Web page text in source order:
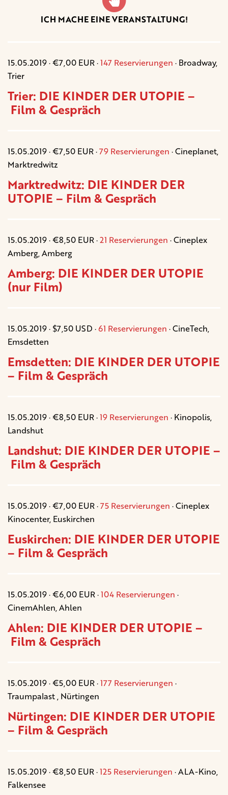
ICH MACHE EINE VERANSTALTUNG!
15.05.2019 · €7,00 EUR ·147 Reservierungen · Broadway,
Trier
Trier: DIE KINDER DER UTOPIE –
Film & Gespräch
15.05.2019 · €7,50 EUR ·79 Reservierungen · Cineplanet,
Marktredwitz
Marktredwitz: DIE KINDER DER
UTOPIE – Film & Gespräch
15.05.2019 · €8,50 EUR ·21 Reservierungen · Cineplex
Amberg, Amberg
Amberg: DIE KINDER DER UTOPIE
(nur Film)
15.05.2019 · $7,50 USD ·61 Reservierungen · CineTech,
Emsdetten
Emsdetten: DIE KINDER DER UTOPIE
– Film & Gespräch
15.05.2019 · €8,50 EUR ·19 Reservierungen · Kinopolis,
Landshut
Landshut: DIE KINDER DER UTOPIE –
Film & Gespräch
15.05.2019 · €7,00 EUR ·75 Reservierungen · Cineplex
Kinocenter, Euskirchen
Euskirchen: DIE KINDER DER UTOPIE
– Film & Gespräch
15.05.2019 · €6,00 EUR ·104 Reservierungen ·
CinemAhlen, Ahlen
Ahlen: DIE KINDER DER UTOPIE –
Film & Gespräch
15.05.2019 · €5,00 EUR ·177 Reservierungen ·
Traumpalast , Nürtingen
Nürtingen: DIE KINDER DER UTOPIE
– Film & Gespräch
15.05.2019 · €8,50 EUR ·125 Reservierungen · ALA-Kino,
Falkensee